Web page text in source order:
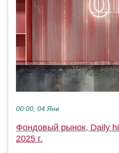
00:00, 04 Янв
Фондовый рынок, Daily
2025 г.